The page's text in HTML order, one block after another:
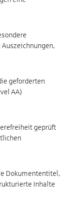
geforderten
AA)
geprüft
Dokumententitel,
Inhalte